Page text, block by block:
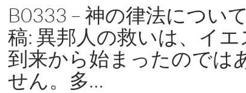
B0333 – 神の律法につい
稿: 異邦人の救いは、イ
到来から始まったのでは
せん。多…